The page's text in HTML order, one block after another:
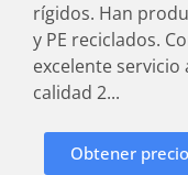
rígidos. Han
y PE reciclados.
excelente servicio
calidad 2...
Obtener precio